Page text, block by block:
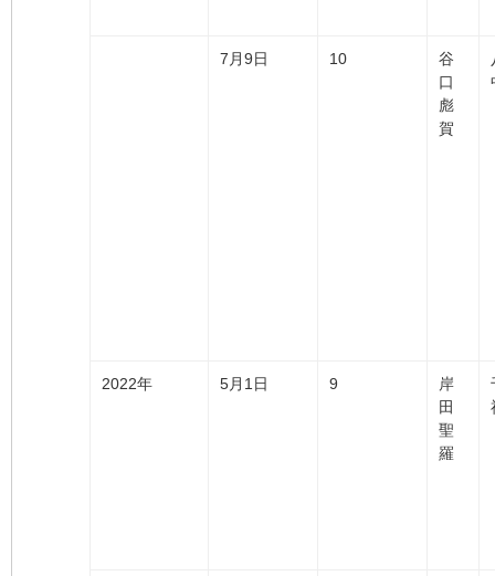
7月9日 10
谷
口
彪
賀
2022年 5月1日 9
岸
田
聖
羅